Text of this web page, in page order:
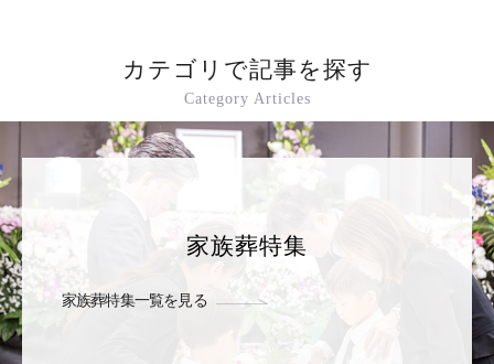
カテゴリで記事を探す
Category Articles
家族葬特集
家族葬特集一覧を見る